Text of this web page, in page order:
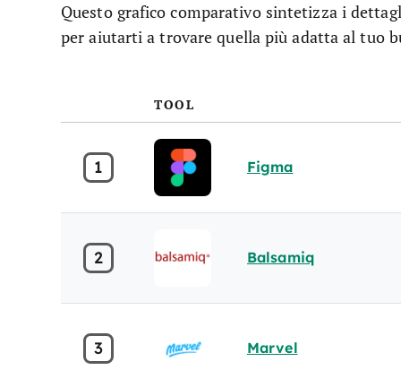
Questo grafico comparativo sintetizza i
per aiutarti a trovare quella più adatta al tuo
TOOL
1 Figma
2 Balsamiq
3 Marvel